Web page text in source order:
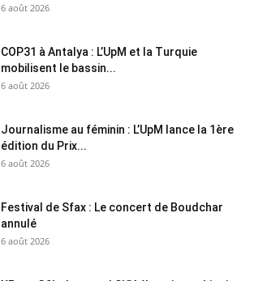
6 août 2026
COP31 à Antalya : L’UpM et la Turquie
mobilisent le bassin...
6 août 2026
Journalisme au féminin : L’UpM lance la 1ère
édition du Prix...
6 août 2026
Festival de Sfax : Le concert de Boudchar
annulé
6 août 2026